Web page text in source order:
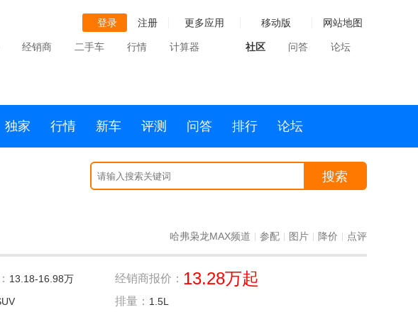
登录 注册 更多应用 移动版 网站地图
经销商 二手车 行情 计算器 社区 问答 论坛
独家 行情 新车 评测 问答 排行 论坛
搜索
哈弗枭龙MAX频道 参配 图片 降价 点评
13.18-16.98万 经销商报价： 13.28万起
排量： 1.5L